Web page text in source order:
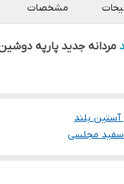
مشخصات
مردانه جدید پارپه
آستین بلند
سفید مجلسی